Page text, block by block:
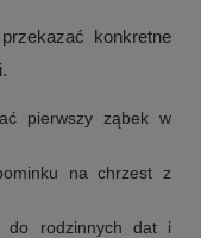
konkretne
pierwszy ząbek w
na chrzest z
do rodzinnych dat i